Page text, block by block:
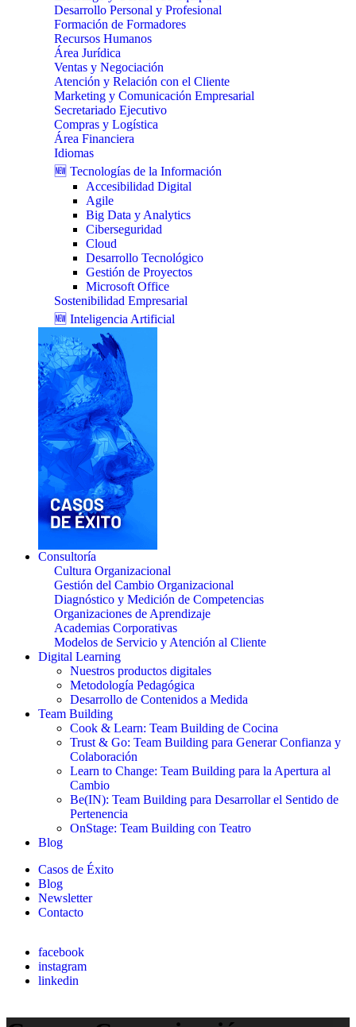
Desarrollo Personal y Profesional
Formación de Formadores
Recursos Humanos
Área Jurídica
Ventas y Negociación
Atención y Relación con el Cliente
Marketing y Comunicación Empresarial
Secretariado Ejecutivo
Compras y Logística
Área Financiera
Idiomas
🆕 Tecnologías de la Información
Accesibilidad Digital
Agile
Big Data y Analytics
Ciberseguridad
Cloud
Desarrollo Tecnológico
Gestión de Proyectos
Microsoft Office
Sostenibilidad Empresarial
🆕 Inteligencia Artificial
Consultoría
Cultura Organizacional
Gestión del Cambio Organizacional
Diagnóstico y Medición de Competencias
Organizaciones de Aprendizaje
Academias Corporativas
Modelos de Servicio y Atención al Cliente
Digital Learning
Nuestros productos digitales
Metodología Pedagógica
Desarrollo de Contenidos a Medida
Team Building
Cook & Learn: Team Building de Cocina
Trust & Go: Team Building para Generar Confianza y
Colaboración
Learn to Change: Team Building para la Apertura al
Cambio
Be(IN): Team Building para Desarrollar el Sentido de
Pertenencia
OnStage: Team Building con Teatro
Blog
Casos de Éxito
Blog
Newsletter
Contacto
facebook
instagram
linkedin